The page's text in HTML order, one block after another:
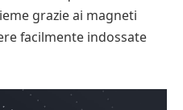
grazie ai magneti
facilmente indossate